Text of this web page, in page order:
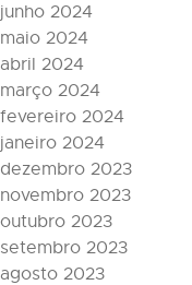
junho 2024
maio 2024
abril 2024
março 2024
fevereiro 2024
janeiro 2024
dezembro 2023
novembro 2023
outubro 2023
setembro 2023
agosto 2023